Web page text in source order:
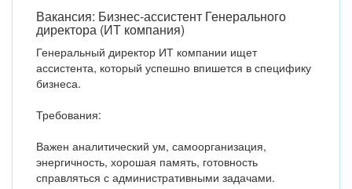
Вакансия: Бизнес-ассистент Генерального
директора (ИТ компания)
Генеральный директор ИТ компании ищет
ассистента, который успешно впишется в специфику
бизнеса.
Требования:
️Важен аналитический ум, самоорганизация,
энергичность, хорошая память, готовность
справляться с административными задачами.